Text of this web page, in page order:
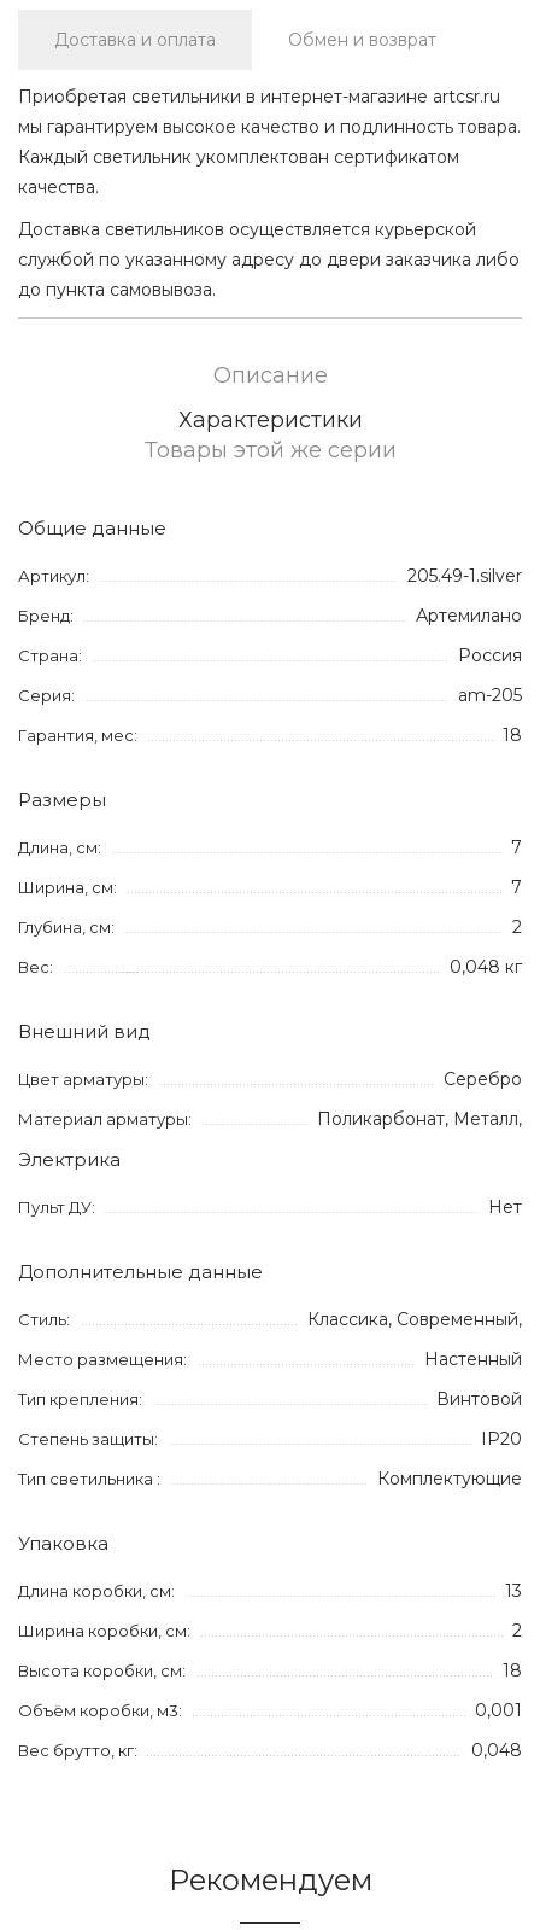
Доставка и оплата Обмен и возврат
Приобретая светильники в интернет-магазине artcsr.ru
мы гарантируем высокое качество и подлинность товара.
Каждый светильник укомплектован сертификатом
качества.
Доставка светильников осуществляется курьерской
службой по указанному адресу до двери заказчика либо
до пункта самовывоза.
Описание
Характеристики
Товары этой же серии
Общие данные
Артикул: 205.49-1.silver
Бренд: Артемилано
Страна: Россия
Серия: am-205
Гарантия, мес: 18
Размеры
Длина, см: 7
Ширина, см: 7
Глубина, см: 2
Вес: 0,048 кг
Внешний вид
Цвет арматуры: Серебро
Материал арматуры: Поликарбонат, Металл,
Электрика
Пульт ДУ: Нет
Дополнительные данные
Стиль: Классика, Современный,
Место размещения: Настенный
Тип крепления: Винтовой
Степень защиты: IP20
Тип светильника : Комплектующие
Упаковка
Длина коробки, см: 13
Ширина коробки, см: 2
Высота коробки, см: 18
Объём коробки, м3: 0,001
Вес брутто, кг: 0,048
Рекомендуем